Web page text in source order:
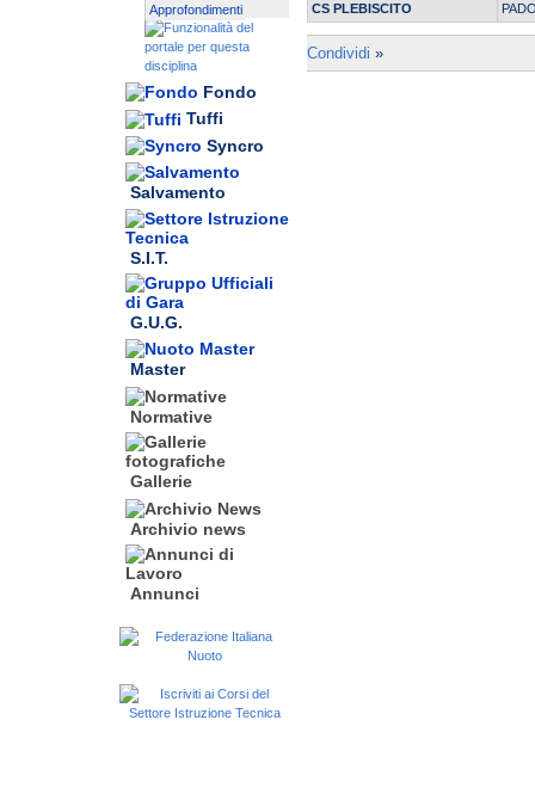
Approfondimenti
Fondo
Tuffi
Syncro
Salvamento
S.I.T.
G.U.G.
Master
Normative
Gallerie
Archivio news
Annunci
CS PLEBISCITO
Condividi »